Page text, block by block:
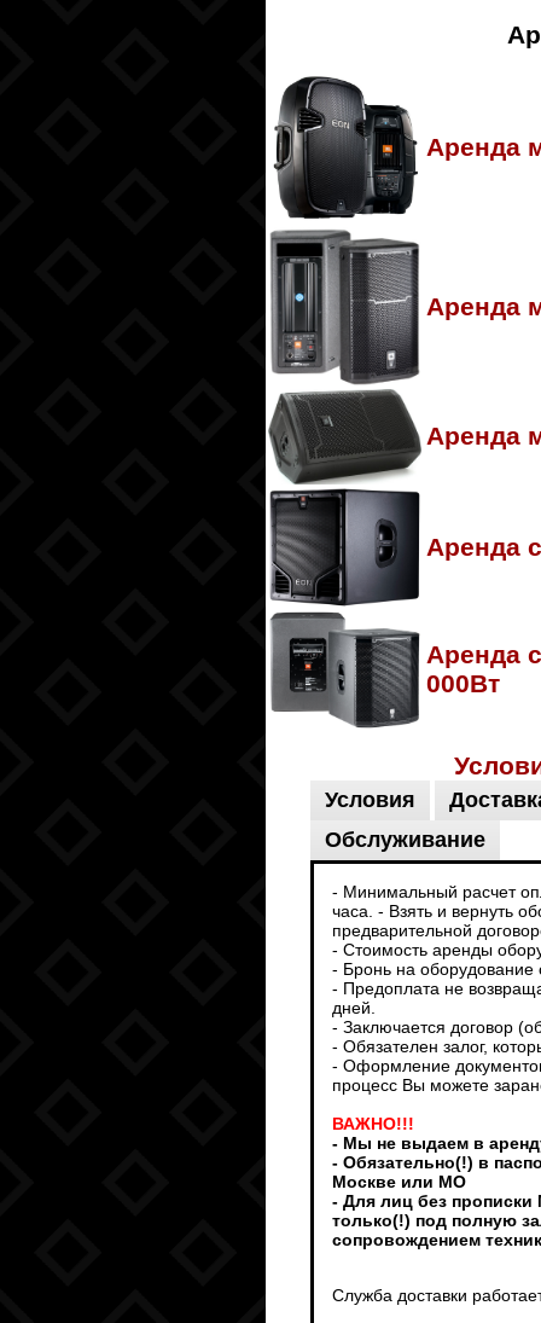
Аренда
Аренда
Аренда
Аренда
Аренда
000Вт
Условия
Обслуживание
- Минимальный расчет
часа. - Взять и вернуть
предварительной
- Стоимость аренды
- Бронь на оборудование
- Предоплата не
дней.
- Заключается договор
- Обязателен залог,
- Оформление
процесс Вы можете
ВАЖНО!!!
- Мы не выдаем в
- Обязательно(!) в
Москве или МО
- Для лиц без
только(!) под полную
сопровождением
Служба доставки